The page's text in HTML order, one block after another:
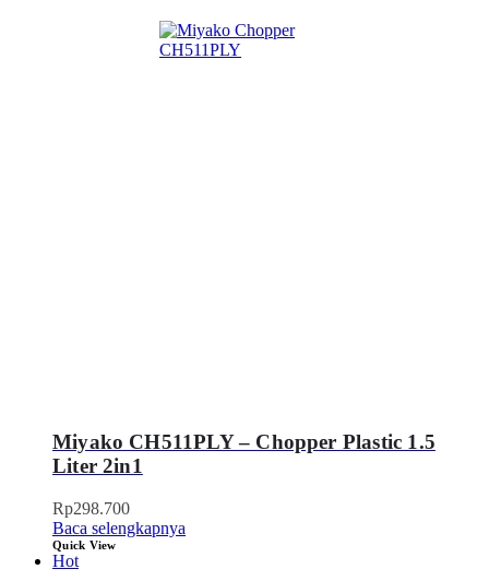
Miyako CH511PLY – Chopper Plastic 1.5
Liter 2in1
Rp298.700
Baca selengkapnya
Quick View
Hot